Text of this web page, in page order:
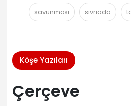
savunması sivriada
Köşe Yazıları
Çerçeve